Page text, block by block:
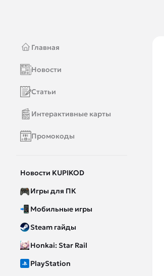
Главная
Новости
Статьи
Интерактивные карты
Промокоды
Новости KUPIKOD
Игры для ПК
Мобильные игры
Steam гайды
Honkai: Star Rail
PlayStation